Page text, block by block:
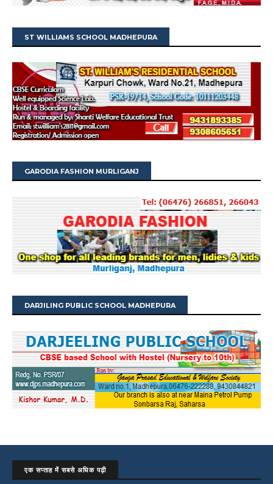
ST WILLIAMS SCHOOL MADHEPURA
GARODIA FASHION MURLIGANJ
DARJILING PUBLIC SCHOOL MADHEPURA
एक सप्ताह में सबसे अधिक पढ़ी